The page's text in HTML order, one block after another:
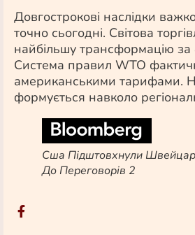
Довгострокові наслідки
точно сьогодні. Світова
найбільшу трансформацію за
Система правил WTO
американськими тарифами.
формується навколо
Сша Підштовхнули
До Переговорів 2